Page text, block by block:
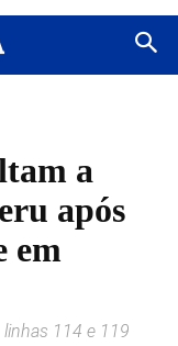
a
após
em
114 e 119